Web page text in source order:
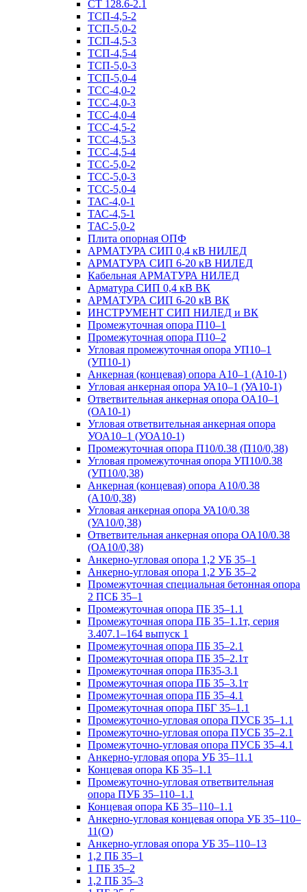
СТ 128.6-2.1
ТСП-4,5-2
ТСП-5,0-2
ТСП-4,5-3
ТСП-4,5-4
ТСП-5,0-3
ТСП-5,0-4
ТСС-4,0-2
ТСС-4,0-3
ТСС-4,0-4
ТСС-4,5-2
ТСС-4,5-3
ТСС-4,5-4
ТСС-5,0-2
ТСС-5,0-3
ТСС-5,0-4
ТАС-4,0-1
ТАС-4,5-1
ТАС-5,0-2
Плита опорная ОПФ
АРМАТУРА СИП 0,4 кВ НИЛЕД
АРМАТУРА СИП 6-20 кВ НИЛЕД
Кабельная АРМАТУРА НИЛЕД
Арматура СИП 0,4 кВ ВК
АРМАТУРА СИП 6-20 кВ ВК
ИНСТРУМЕНТ СИП НИЛЕД и ВК
Промежуточная опора П10–1
Промежуточная опора П10–2
Угловая промежуточная опора УП10–1
(УП10-1)
Анкерная (концевая) опора А10–1 (А10-1)
Угловая анкерная опора УА10–1 (УА10-1)
Ответвительная анкерная опора ОА10–1
(ОА10-1)
Угловая ответвительная анкерная опора
УОА10–1 (УОА10-1)
Промежуточная опора П10/0.38 (П10/0,38)
Угловая промежуточная опора УП10/0.38
(УП10/0,38)
Анкерная (концевая) опора А10/0.38
(А10/0,38)
Угловая анкерная опора УА10/0.38
(УА10/0,38)
Ответвительная анкерная опора ОА10/0.38
(ОА10/0,38)
Анкерно-угловая опора 1,2 УБ 35–1
Анкерно-угловая опора 1,2 УБ 35–2
Промежуточная специальная бетонная опора
2 ПСБ 35–1
Промежуточная опора ПБ 35–1.1
Промежуточная опора ПБ 35–1.1т, серия
3.407.1–164 выпуск 1
Промежуточная опора ПБ 35–2.1
Промежуточная опора ПБ 35–2.1т
Промежуточная опора ПБ35-3.1
Промежуточная опора ПБ 35–3.1т
Промежуточная опора ПБ 35–4.1
Промежуточная опора ПБГ 35–1.1
Промежуточно-угловая опора ПУСБ 35–1.1
Промежуточно-угловая опора ПУСБ 35–2.1
Промежуточно-угловая опора ПУСБ 35–4.1
Анкерно-угловая опора УБ 35–11.1
Концевая опора КБ 35–1.1
Промежуточно-угловая ответвительная
опора ПУБ 35–110–1.1
Концевая опора КБ 35–110–1.1
Анкерно-угловая концевая опора УБ 35–110–
11(О)
Анкерно-угловая опора УБ 35–110–13
1,2 ПБ 35–1
1 ПБ 35–2
1,2 ПБ 35–3